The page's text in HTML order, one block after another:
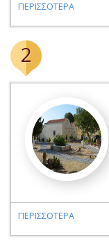
ΠΕΡΙΣΣΟΤΕΡΑ
2
ΠΕΡΙΣΣΟΤΕΡΑ